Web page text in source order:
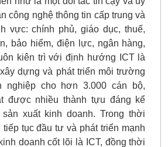
công nghệ thông tin cấp trung và
vực: chính phủ, giáo dục, thuế,
bảo hiểm, điện lực, ngân hàng,
kiên trì với định hướng ICT là
dựng và phát triển môi trường
nghiệp cho hơn 3.000 cán bộ,
được nhiều thành tựu đáng kể
xuất kinh doanh. Trong thời
tục đầu tư và phát triển mạnh
doanh cốt lõi là ICT, đồng thời